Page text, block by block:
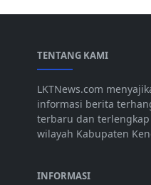
TENTANG KAMI
LKTNews.com
informasi berita
terbaru dan
wilayah Kabupaten
INFORMASI